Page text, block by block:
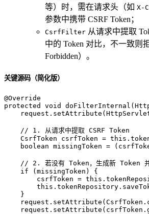
等）时，需在请求头（如 X-
参数中携带 CSRF Token；
CsrfFilter 从请求中提取
中的 Token 对比，不一致则
Forbidden）。
关键源码（简化版）
@Override
protected
void doFilterInternal
// 1. 从请求中提取 CSRF Token
CsrfToken
csrfToken = this
boolean missingToken =
// 2. 若没有 Token，生成新 Token
if (missingToken) {
        csrfToken =
this
this
    }